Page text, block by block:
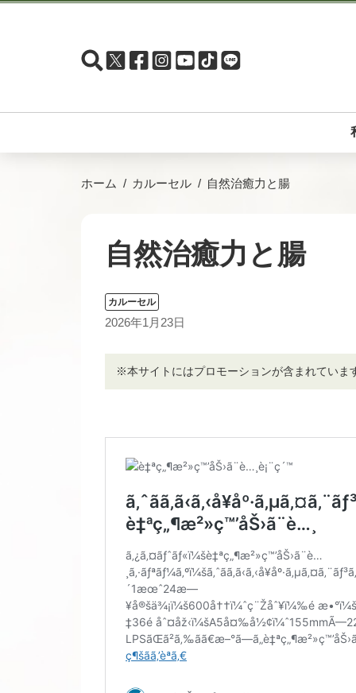
ホーム カルーセル 自然治癒力と腸
自然治癒力と腸
カルーセル
2026年1月23日
※本サイトにはプロモーションが含まれていま